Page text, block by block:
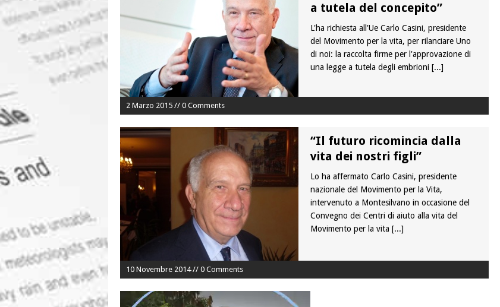
a tutela del concepito”
L'ha richiesta all'Ue Carlo Casini, presidente
del Movimento per la vita, per rilanciare Uno
di noi: la raccolta firme per l'approvazione di
una legge a tutela degli embrioni [...]
2 Marzo 2015 // 0 Comments
“Il futuro ricomincia dalla
vita dei nostri figli”
Lo ha affermato Carlo Casini, presidente
nazionale del Movimento per la Vita,
intervenuto a Montesilvano in occasione del
Convegno dei Centri di aiuto alla vita del
Movimento per la vita [...]
10 Novembre 2014 // 0 Comments